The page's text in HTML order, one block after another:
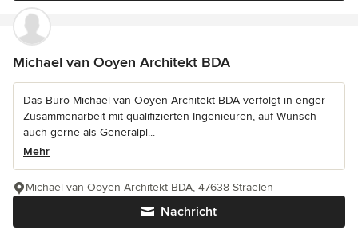
Michael van Ooyen Architekt BDA
Das Büro Michael van Ooyen Architekt BDA verfolgt in enger
Zusammenarbeit mit qualifizierten Ingenieuren, auf Wunsch
auch gerne als Generalpl...
Mehr
Nachricht
Michael van Ooyen Architekt BDA, 47638 Straelen